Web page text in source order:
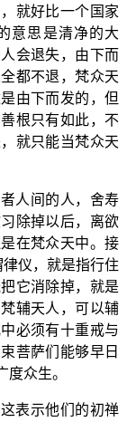
就好比一个国家
意思是清净的大
会退失，由下而
都不退，梵众天
由下而发的，但
根只有如此，不
就只能当梵众天
人间的人，舍寿
除掉以后，离欲
在梵众天中。接
律仪，就是指行住
它消除掉，就是
辅天人，可以辅
必须有十重戒与
菩萨们能够早日
众生。
表示他们的初禅